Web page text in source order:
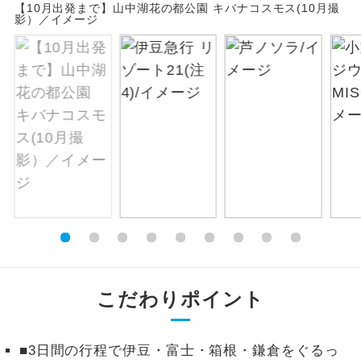
【10月出発まで】山中湖花の都公園 キバナコスモス(10月撮
影）／イメージ
こだわりポイント
■3日間の行程で伊豆・富士・箱根・鎌倉をぐるっ
温泉 温泉地にも宿泊するコースです。
露天風呂
ご宿泊ホテルに露天風呂が付いていま
す。
大浴場
全食事付き
お部屋にてゆっくりとお召し上がりいた
だけます。
トラベルイヤ
周りの音を気にせず、ガイドさんの説明
をじっくり聞くことができます。
1名様から出発可能な個人型プランで
す。